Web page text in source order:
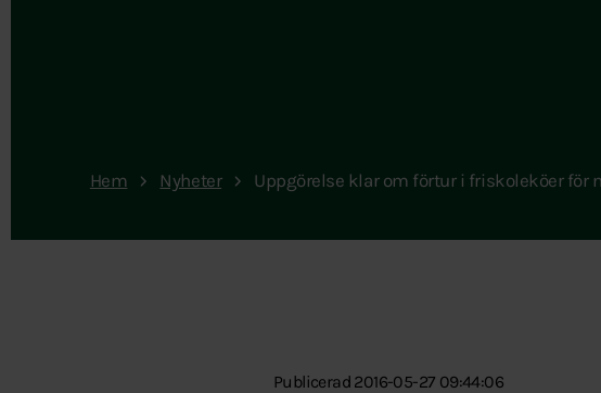
Hem Nyheter Uppgörelse klar om förtur i friskoleköer för
Publicerad 2016-05-27 09:44:06